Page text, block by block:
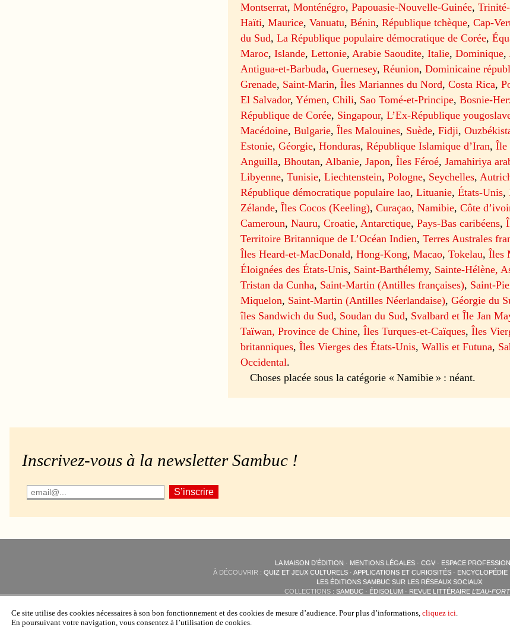
Montserrat,Monténégro,Papouasie-Nouvelle-Guinée,
Haïti,Maurice,Vanuatu,Bénin,République tchèque,Cap-
du Sud,La République populaire démocratique de Corée,
Maroc,Islande,Lettonie, Arabie Saoudite,Italie,Dominique,
Antigua-et-Barbuda,Guernesey,Réunion,Dominicaine
Grenade, Saint-Marin,Îles Mariannes du Nord,Costa Rica,
El Salvador,Yémen,Chili, Sao Tomé-et-Principe,Bosnie-
République de Corée, Singapour,L’Ex-République
Macédoine,Bulgarie,Îles Malouines, Suède,Fidji,
Estonie,Géorgie,Honduras,République Islamique d’Iran,Île
Anguilla,Bhoutan, Albanie,Japon,Îles Féroé,Jamahiriya
Libyenne,Tunisie,Liechtenstein,Pologne, Seychelles,
République démocratique populaire lao,Lituanie,États-Unis,
Zélande,Îles Cocos (Keeling),Curaçao,Namibie,Côte
Cameroun,Nauru,Croatie, Antarctique,Pays-Bas caribéens,
Territoire Britannique de L’Océan Indien,Terres Australes
Îles Heard-et-MacDonald,Hong-Kong,Macao,Tokelau,Îles
Éloignées des États-Unis, Saint-Barthélemy, Sainte-Hélène,
Tristan da Cunha, Saint-Martin (Antilles françaises), Saint-
Miquelon, Saint-Martin (Antilles Néerlandaise),Géorgie du
îles Sandwich du Sud, Soudan du Sud, Svalbard et Île Jan
Taïwan, Province de Chine,Îles Turques-et-Caïques,Îles
britanniques,Îles Vierges des États-Unis,Wallis et Futuna,
Occidental.
Choses placée sous la catégorie « Namibie » : néant.
Inscrivez-vous à la newsletter Sambuc !
LA MAISON D’ÉDITION · MENTIONS LÉGALES · CGV · ESPACE
À DÉCOUVRIR : QUIZ ET JEUX CULTURELS· APPLICATIONS ET CURIOSITÉS· ENCYCLOPÉDIE
LES ÉDITIONS SAMBUC SUR LES RÉSEAUX SOCIAUX
COLLECTIONS : SAMBUC· ÉDISOLUM · REVUE LITTÉRAIRE L’EAU-
Ce site utilise des cookies nécessaires à son bon fonctionnement et des cookies de mesure d’audience. Pour plus d’informations, cliquez ici.
En poursuivant votre navigation, vous consentez à l’utilisation de cookies.